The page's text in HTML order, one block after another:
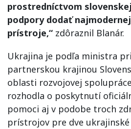
prostredníctvom
podpory dodať
prístroje,“ zdôraznil Blanár.
Ukrajina je podľa ministra
partnerskou krajinou
oblasti rozvojovej
rozhodla o poskytnutí
pomoci aj v podobe troch
prístrojov pre dve